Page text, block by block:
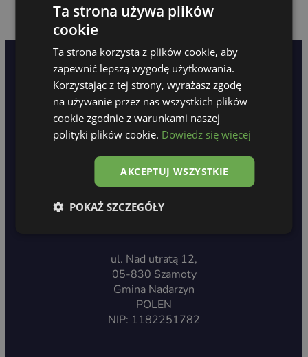
Für HändlerFAQ Servicebetreuung
Datenschutzrichtlinie
ul. Nad utratą 12,
05-830 Szamoty
Gmina Nadarzyn
POLEN
NIP: 1182251782
Ta strona używa plików
cookie
Ta strona korzysta z plików cookie, aby
zapewnić lepszą wygodę użytkowania.
Korzystając z tej strony, wyrażasz zgodę
na używanie przez nas wszystkich plików
cookie zgodnie z warunkami naszej
polityki plików cookie. Dowiedz się więcej
AKCEPTUJ WSZYSTKIE
POKAŻ SZCZEGÓŁY